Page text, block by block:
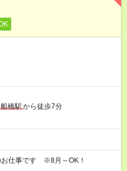
船橋駅から徒歩7分
仕事です ※8月～OK！